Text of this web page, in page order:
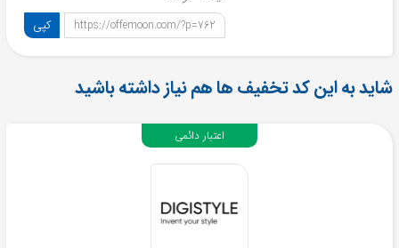
https://offemoon.com/?p=762 کپی
شاید به این کد تخفیف ها هم نیاز داشته باشید
اعتبار دائمی